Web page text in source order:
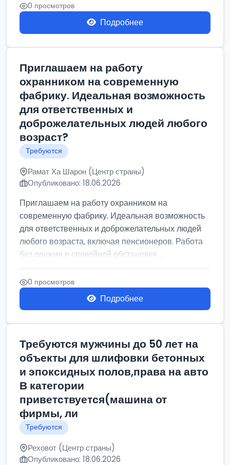
0 просмотров
Подробнее
Приглашаем на работу
охранником на современную
фабрику. Идеальная возможность
для ответственных и
доброжелательных людей любого
возраст?
Требуются
Рамат Ха Шарон (Центр страны)
Опубликовано: 18.06.2026
Приглашаем на работу охранником на
современную фабрику. Идеальная возможность
для ответственных и доброжелательных людей
любого возраста, включая пенсионеров. Работа
без оружия в спокойной обстановке....
0 просмотров
Подробнее
Требуются мужчины до 50 лет на
объекты для шлифовки бетонных
и эпоксидных полов,права на авто
В категории
приветствуется(машина от
фирмы, ли
Требуются
Реховот (Центр страны)
Опубликовано: 18.06.2026